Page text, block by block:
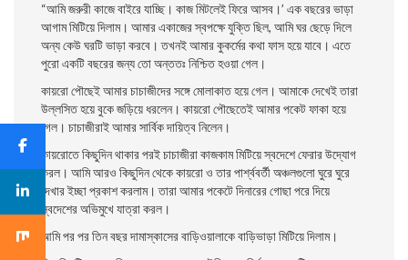
“আমি জরুরী কাজে বাইরে যাচ্ছি। কাজ মিটলেই ফিরে আসব।’ এক বছরের ভাড়া
আগাম মিটিয়ে দিলাম। আমার একাজের স্বপক্ষে যুক্তি ছিল, আমি ঘর ছেড়ে দিলে
অন্য কেউ ঘরটি ভাড়া করবে। তখনই আমার কুকর্মের কথা ফাস হয়ে যাবে। এতে
পুরাে একটি বছরের জন্য তাে অন্ততঃ নিশ্চিত হওয়া গেল।
কায়রাে পৌছেই আমার চাচাজীদের সঙ্গে মােলাকাত হয়ে গেল। আমাকে দেখেই তারা
উল্লসিত হয়ে বুকে জড়িয়ে ধরলেন। কায়রাে পৌছেতেই আমার পকেট ফাকা হয়ে
গেল। চাচাজীরাই আমার সার্বিক দায়িত্ব নিলেন।
কায়রােতে কিছুদিন থাকার পরই চাচাজীরা কাজকাম মিটিয়ে স্বদেশে ফেরার উদ্যোগ
করল। আমি আরও কিছুদিন থেকে কায়রাে ও তার পার্শ্ববর্তী অঞ্চলগুলাে ঘুরে ঘুরে
দেখার ইচ্ছা প্রকাশ করলাম। তারা আমার পকেটে দিনারের গােছা পরে দিয়ে
স্বদেশের অভিমুখে যাত্রা করল।
আমি পর পর তিন বছর দামাস্কাসের বাড়িওয়ালাকে বাড়িভাড়া মিটিয়ে দিলাম।